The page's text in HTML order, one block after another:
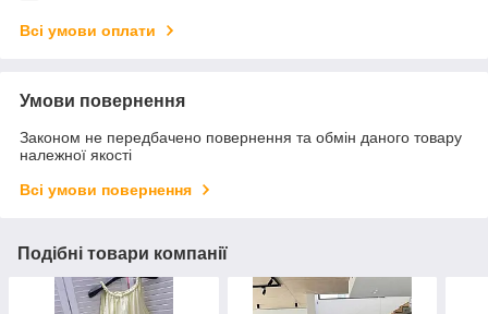
Всі умови оплати
Умови повернення
Законом не передбачено повернення та обмін даного товару
належної якості
Всі умови повернення
Подібні товари компанії